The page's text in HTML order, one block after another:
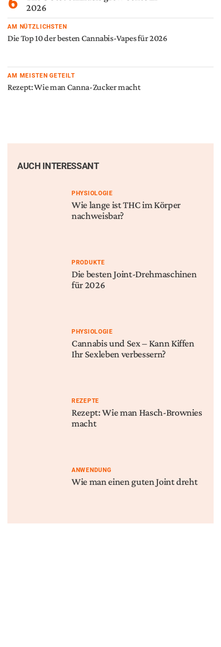
2026
AM NÜTZLICHSTEN
Die Top 10 der besten Cannabis-Vapes für 2026
AM MEISTEN GETEILT
Rezept: Wie man Canna-Zucker macht
AUCH INTERESSANT
PHYSIOLOGIE
Wie lange ist THC im Körper
nachweisbar?
PRODUKTE
Die besten Joint-Drehmaschinen
für 2026
PHYSIOLOGIE
Cannabis und Sex – Kann Kiffen
Ihr Sexleben verbessern?
REZEPTE
Rezept: Wie man Hasch-Brownies
macht
ANWENDUNG
Wie man einen guten Joint dreht